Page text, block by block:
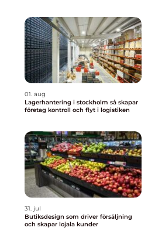
01. aug
Lagerhantering i stockholm så skapar
företag kontroll och flyt i logistiken
31. jul
Butiksdesign som driver försäljning
och skapar lojala kunder